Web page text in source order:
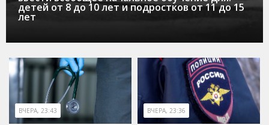
детей от 8 до 10 лет и подростков от 11 до 15
лет
ВЧЕРА, 23:43 ВЧЕРА, 23:36